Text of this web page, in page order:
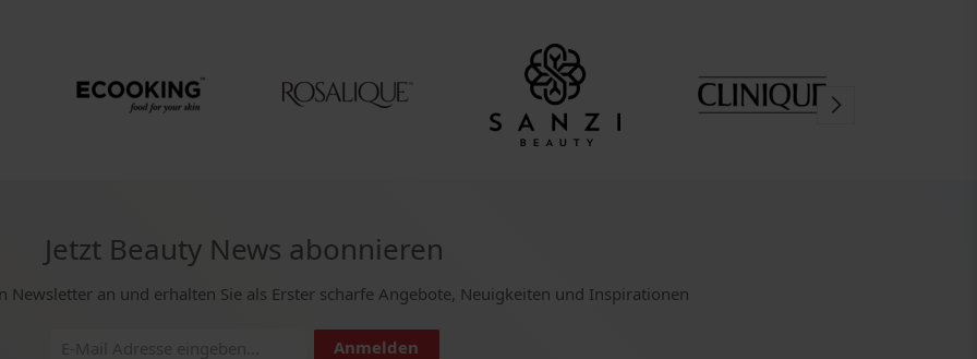
Jetzt Beauty News abonnieren
Newsletter an und erhalten Sie als Erster scharfe Angebote, Neuigkeiten und Inspirationen
Anmelden